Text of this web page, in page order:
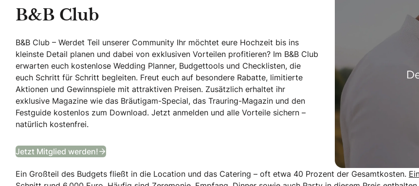
B&B Club
B&B Club – Werdet Teil unserer Community Ihr möchtet eure Hochzeit bis ins
kleinste Detail planen und dabei von exklusiven Vorteilen profitieren? Im B&B Club
erwarten euch kostenlose Wedding Planner, Budgettools und Checklisten, die
euch Schritt für Schritt begleiten. Freut euch auf besondere Rabatte, limitierte
Aktionen und Gewinnspiele mit attraktiven Preisen. Zusätzlich erhaltet ihr
exklusive Magazine wie das Bräutigam-Special, das Trauring-Magazin und den
Festguide kostenlos zum Download. Jetzt anmelden und alle Vorteile sichern –
natürlich kostenfrei.
Jetzt Mitglied werden!
Ein Großteil des Budgets fließt in die Location und das Catering – oft etwa 40 Prozent der Gesamtkosten.